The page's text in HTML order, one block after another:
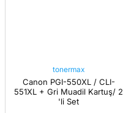
tonermax
Canon PGI-550XL / CLI-
551XL + Gri Muadil Kartuş/ 2
'li Set